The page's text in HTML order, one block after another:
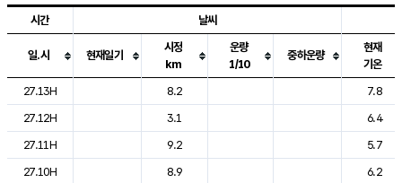
도시별 기상실황표로 지점, 날씨, 기온, 강수, 바람, 기압등을 안내한 표입
시간 날씨
일.시 현재일기
시정
km
운량
1/10
중하운량
현재
기온
27.13H
8.2
7.8
27.12H
3.1
6.4
27.11H
9.2
5.7
27.10H
8.9
6.2